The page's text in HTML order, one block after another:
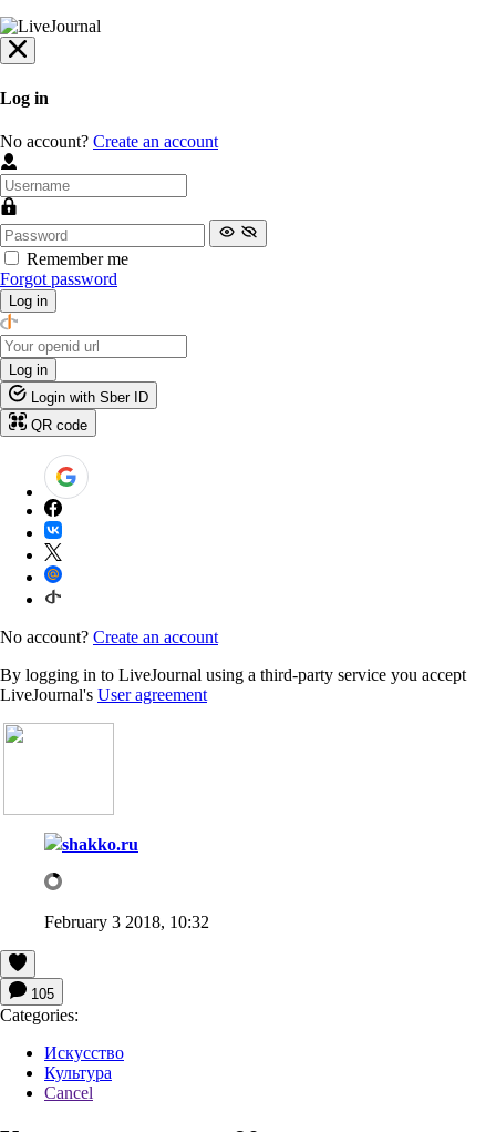
Log in
No account? Create an account
Remember me
Forgot password
Log in
Log in
Login with Sber ID
QR code
No account? Create an account
By logging in to LiveJournal using a third-party service you accept
LiveJournal's User agreement
shakko.ru
February 3 2018, 10:32
105
Categories:
Искусство
Культура
Cancel